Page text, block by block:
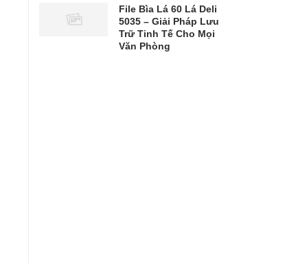
File Bìa Lá 60 Lá Deli
5035 – Giải Pháp Lưu
Trữ Tinh Tế Cho Mọi
Văn Phòng